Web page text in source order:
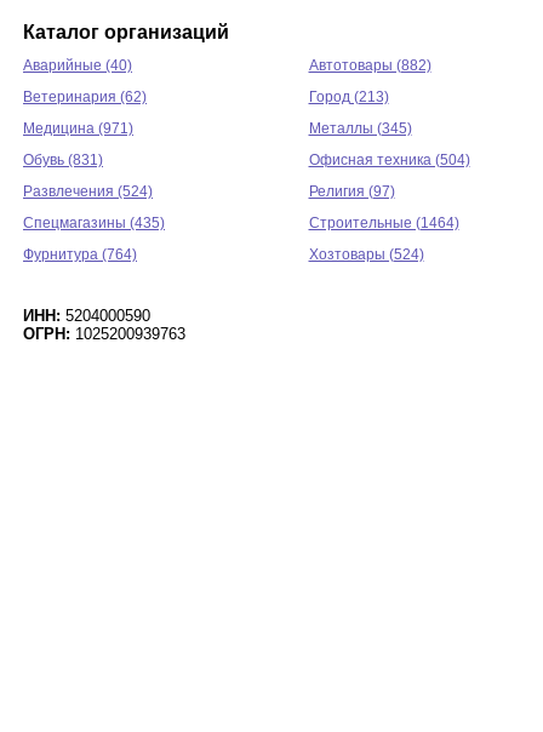
Каталог организаций
Аварийные (40)
Автотовары (882)
Ветеринария (62)
Город (213)
Медицина (971)
Металлы (345)
Обувь (831)
Офисная техника (504)
Развлечения (524)
Религия (97)
Спецмагазины (435)
Строительные (1464)
Фурнитура (764)
Хозтовары (524)
ИНН: 5204000590
ОГРН: 1025200939763